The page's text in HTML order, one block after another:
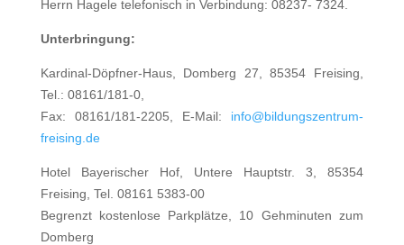
Herrn Hagele telefonisch in Verbindung: 08237- 7324.
Unterbringung:
Kardinal-Döpfner-Haus, Domberg 27, 85354 Freising,
Tel.: 08161/181-0,
Fax: 08161/181-2205, E-Mail: info@bildungszentrum-
freising.de
Hotel Bayerischer Hof, Untere Hauptstr. 3, 85354
Freising, Tel. 08161 5383-00
Begrenzt kostenlose Parkplätze, 10 Gehminuten zum
Domberg